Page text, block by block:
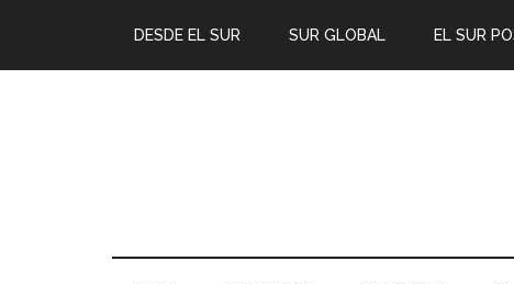
DESDE EL SUR SUR GLOBAL EL SUR